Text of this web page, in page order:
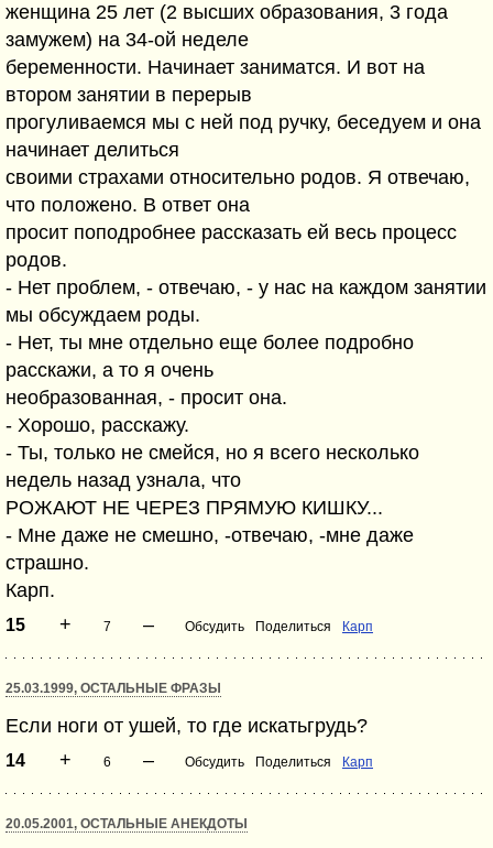
женщина 25 лет (2 высших образования, 3 года
замужем) на 34-ой неделе
беременности. Начинает заниматся. И вот на
втором занятии в перерыв
прогуливаемся мы с ней под ручку, беседуем и она
начинает делиться
своими страхами относительно родов. Я отвечаю,
что положено. В ответ она
просит поподробнее рассказать ей весь процесс
родов.
- Нет проблем, - отвечаю, - у нас на каждом занятии
мы обсуждаем роды.
- Нет, ты мне отдельно еще более подробно
расскажи, а то я очень
необразованная, - просит она.
- Хорошо, расскажу.
- Ты, только не смейся, но я всего несколько
недель назад узнала, что
РОЖАЮТ НЕ ЧЕРЕЗ ПРЯМУЮ КИШКУ...
- Мне даже не смешно, -отвечаю, -мне даже
страшно.
Карп.
15 + 7 – Обсудить Поделиться Карп
25.03.1999, ОСТАЛЬНЫЕ ФРАЗЫ
Если ноги от ушей, то где искатьгрудь?
14 + 6 – Обсудить Поделиться Карп
20.05.2001, ОСТАЛЬНЫЕ АНЕКДОТЫ